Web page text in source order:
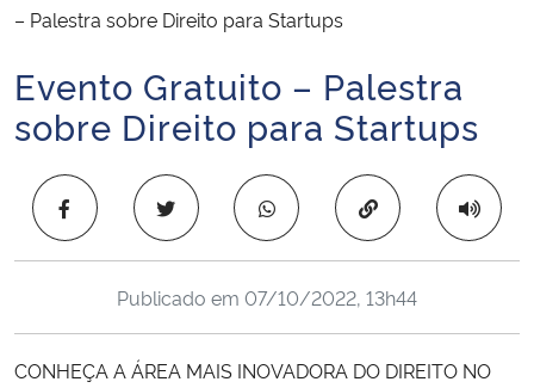
Ministério da Infraestrutura
Ministério da Educação
Ministério da Cidadania
– Palestra sobre Direito para Startups
Início do conteúdo
Evento Gratuito – Palestra
sobre Direito para Startups
Copiar para área
Publicado em 07/10/2022, 13h44
CONHEÇA A ÁREA MAIS INOVADORA DO DIREITO NO